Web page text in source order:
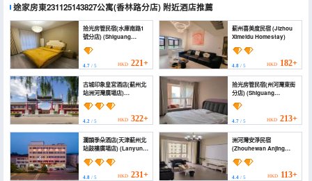
途家房東231125143827公寓(香林路分店) 附近酒店推薦
拾光房管民宿(水庫南路1
號分店) (Shiguang
Fangguan Homestay
(Reservoir South Road
No.1))
4.7 / 5 HKD 221+
薊州喜美度民宿 (Jizhou
Ximeidu Homestay)
4.8/ 5 HKD 182+
古城印象皇宮酒店(薊州北
站洲河灣廣場店)
(Impression Palace
Hotel)
4.2 / 5 HKD 322+
拾光房管民宿(州河灣東街
分店) (Shiguang
Fangguan Homestay
(Zhouhewan East
Street))
4.7/ 5 HKD 213+
瀾韻季朵酒店(天津薊州北
站鼓樓廣場店) (Lanyun
jiduo Hotel)
4.8 / 5 HKD 231+
洲河灣安淨民宿
(Zhouhewan Anjing
Homestay)
4.4/ 5 HKD 113+